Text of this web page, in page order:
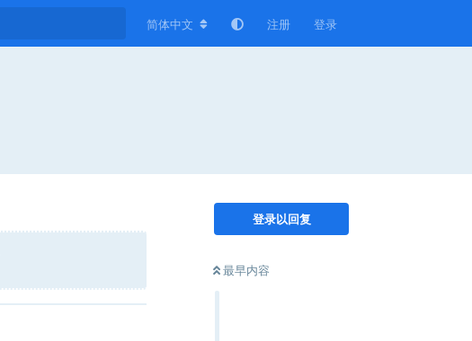
简体中文 注册 登录
登录以回复
最早内容